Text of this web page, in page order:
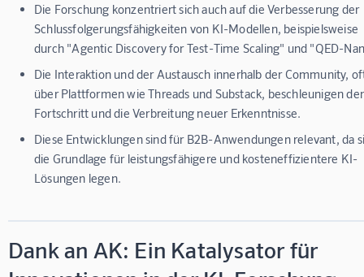
Die Forschung konzentriert sich auch auf die Verbesserung der
Schlussfolgerungsfähigkeiten von KI-Modellen, beispielsweise
durch "Agentic Discovery for Test-Time Scaling" und "QED-
Die Interaktion und der Austausch innerhalb der Community,
über Plattformen wie Threads und Substack, beschleunigen
Fortschritt und die Verbreitung neuer Erkenntnisse.
Diese Entwicklungen sind für B2B-Anwendungen relevant, da
die Grundlage für leistungsfähigere und kosteneffizientere KI-
Lösungen legen.
Dank an AK: Ein Katalysator für